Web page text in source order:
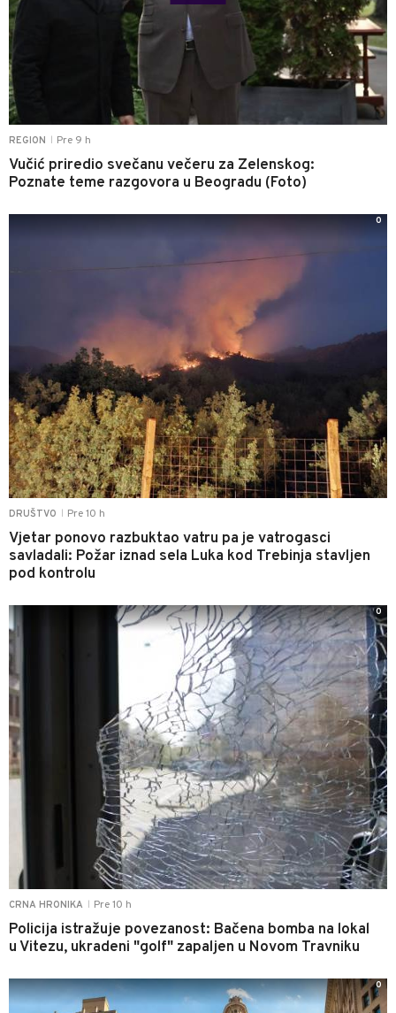
REGION Pre 9 h
Vučić priredio svečanu večeru za Zelenskog:
Poznate teme razgovora u Beogradu (Foto)
DRUŠTVO Pre 10 h
Vjetar ponovo razbuktao vatru pa je vatrogasci
savladali: Požar iznad sela Luka kod Trebinja stavljen
pod kontrolu
0
CRNA HRONIKA Pre 10 h
Policija istražuje povezanost: Bačena bomba na lokal
u Vitezu, ukradeni "golf" zapaljen u Novom Travniku
0
0